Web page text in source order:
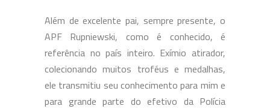
Além de excelente pai, sempre presente, o
APF Rupniewski, como é conhecido, é
referência no país inteiro. Exímio atirador,
colecionando muitos troféus e medalhas,
ele transmitiu seu conhecimento para mim e
para grande parte do efetivo da Polícia